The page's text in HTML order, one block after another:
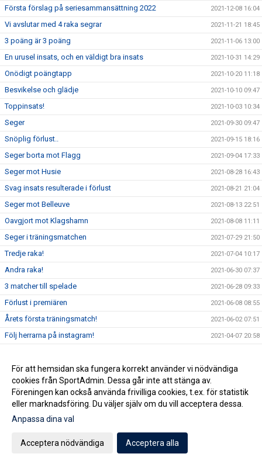
Första förslag på seriesammansättning 2022 2021-12-08 16:04
Vi avslutar med 4 raka segrar 2021-11-21 18:45
3 poäng är 3 poäng 2021-11-06 13:00
En urusel insats, och en väldigt bra insats 2021-10-31 14:29
Onödigt poängtapp 2021-10-20 11:18
Besvikelse och glädje 2021-10-10 09:47
Toppinsats! 2021-10-03 10:34
Seger 2021-09-30 09:47
Snöplig förlust.. 2021-09-15 18:16
Seger borta mot Flagg 2021-09-04 17:33
Seger mot Husie 2021-08-28 16:43
Svag insats resulterade i förlust 2021-08-21 21:04
Seger mot Belleuve 2021-08-13 22:51
Oavgjort mot Klagshamn 2021-08-08 11:11
Seger i träningsmatchen 2021-07-29 21:50
Tredje raka! 2021-07-04 10:17
Andra raka! 2021-06-30 07:37
3 matcher till spelade 2021-06-28 09:33
Förlust i premiären 2021-06-08 08:55
Årets första träningsmatch! 2021-06-02 07:51
Följ herrarna på instagram! 2021-04-07 20:58
RESTRIKTIONER 2021-02-10 16:58
Första förslag på serieindelning 2020-11-05 10:42
Gå till Webbversion
För att hemsidan ska fungera korrekt använder vi nödvändiga
cookies från SportAdmin. Dessa går inte att stänga av.
Föreningen kan också använda frivilliga cookies, t.ex. för statistik
eller marknadsföring. Du väljer själv om du vill acceptera dessa.
Anpassa dina val
Acceptera nödvändiga Acceptera alla